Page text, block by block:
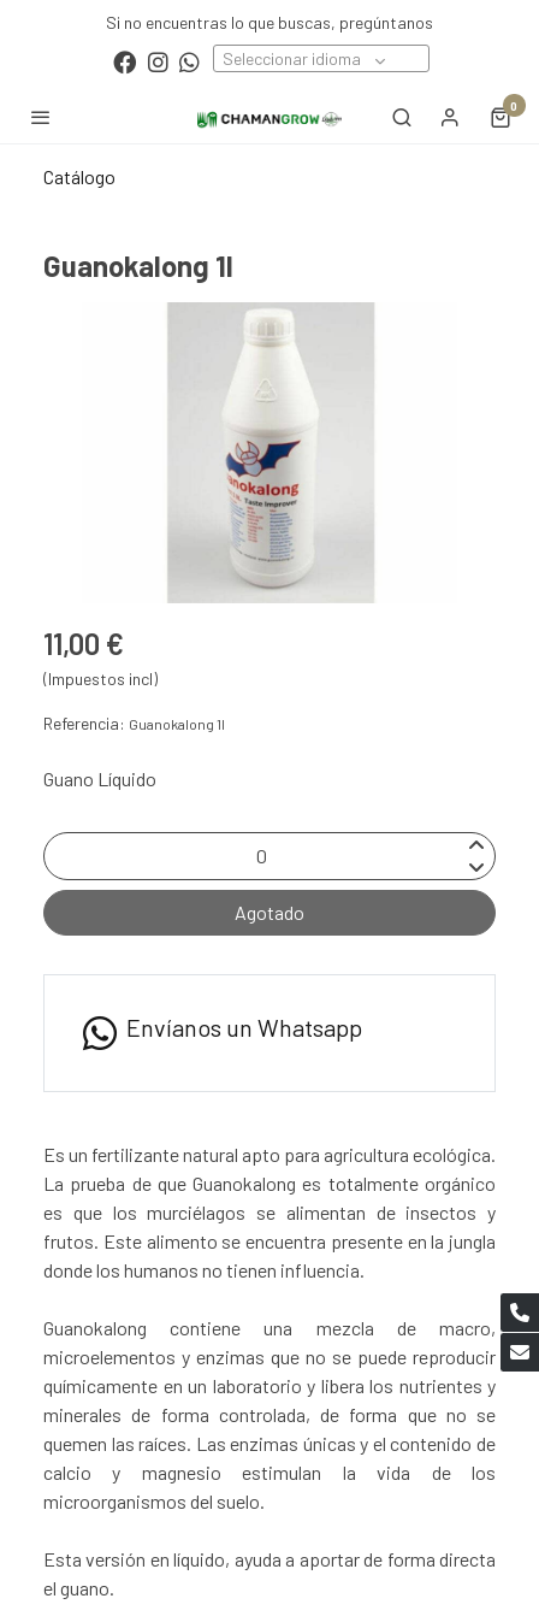
Si no encuentras lo que buscas, pregúntanos
Seleccionar idioma
0
Catálogo
Guanokalong 1l
11,00 €
(Impuestos incl)
Referencia: Guanokalong 1l
Guano Líquido
Agotado
Envíanos un Whatsapp
Es un fertilizante natural apto para agricultura ecológica.
La prueba de que Guanokalong es totalmente orgánico
es que los murciélagos se alimentan de insectos y
frutos. Este alimento se encuentra presente en la jungla
donde los humanos no tienen influencia.
Guanokalong contiene una mezcla de macro,
microelementos y enzimas que no se puede reproducir
químicamente en un laboratorio y libera los nutrientes y
minerales de forma controlada, de forma que no se
quemen las raíces. Las enzimas únicas y el contenido de
calcio y magnesio estimulan la vida de los
microorganismos del suelo.
Esta versión en líquido, ayuda a aportar de forma directa
el guano.